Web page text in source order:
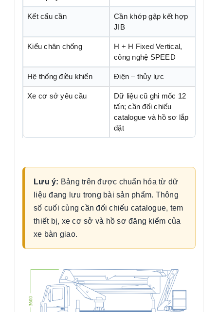
Kết cấu cần
Cần khớp gập kết hợp
JIB
Kiểu chân chống
H + H Fixed Vertical,
công nghệ SPEED
Hệ thống điều khiển Điện – thủy lực
Xe cơ sở yêu cầu
Dữ liệu cũ ghi mốc 12
tấn; cần đối chiếu
catalogue và hồ sơ lắp
đặt
Lưu ý: Bảng trên được chuẩn hóa từ dữ
liệu đang lưu trong bài sản phẩm. Thông
số cuối cùng cần đối chiếu catalogue, tem
thiết bị, xe cơ sở và hồ sơ đăng kiểm của
xe bàn giao.